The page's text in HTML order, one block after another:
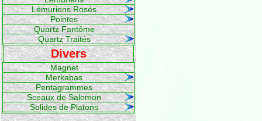
Lémuriens Rosés
Pointes
Quartz Fantôme
Quartz Traités
Divers
Magnet
Merkabas
Pentagrammes
Sceaux de Salomon
Solides de Platons